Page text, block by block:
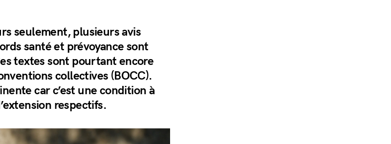
seulement, plusieurs avis
santé et prévoyance sont
textes sont pourtant encore
collectives (BOCC).
car c’est une condition à
respectifs.